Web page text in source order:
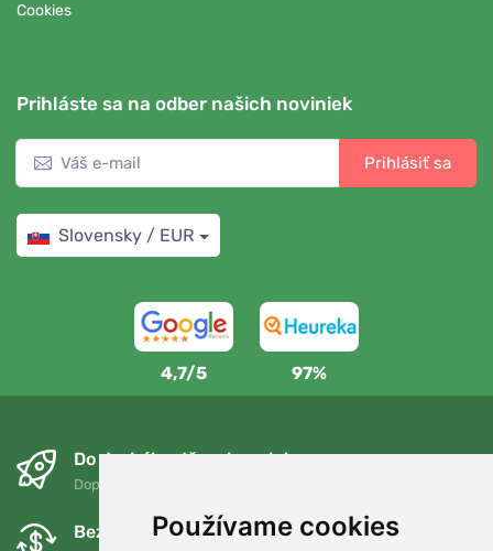
Používame cookies
Cookies
Prihláste sa na odber našich noviniek
Prihlásiť sa
Slovensky / EUR
4,7/5 97%
Do druhého dňa a bezplatne
Doprava zadarmo pri objednávkach nad 75 EUR
Bezplatná výmena a vrátenie tovaru